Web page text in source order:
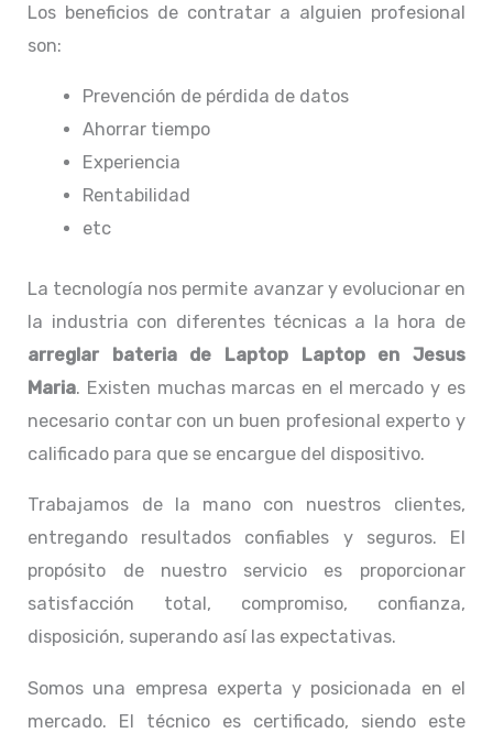
Los beneficios de contratar a alguien profesional
son:
Prevención de pérdida de datos
Ahorrar tiempo
Experiencia
Rentabilidad
etc
La tecnología nos permite avanzar y evolucionar en
la industria con diferentes técnicas a la hora de
arreglar bateria de Laptop Laptopen Jesus
Maria. Existen muchas marcas en el mercado y es
necesario contar con un buen profesional experto y
calificado para que se encargue del dispositivo.
Trabajamos de la mano con nuestros clientes,
entregando resultados confiables y seguros. El
propósito de nuestro servicio es proporcionar
satisfacción total, compromiso, confianza,
disposición, superando así las expectativas.
Somos una empresa experta y posicionada en el
mercado. El técnico es certificado, siendo este